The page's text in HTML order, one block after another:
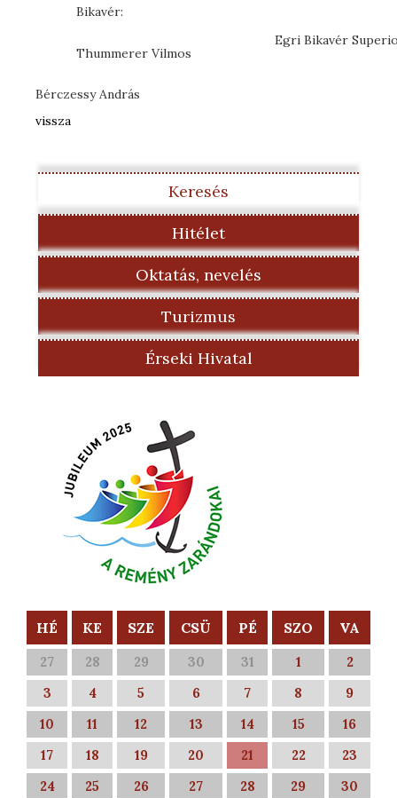
Bikavér:
Thummerer Vilmos
Egri Bikavér
Bérczessy András
vissza
Keresés
Hitélet
Oktatás, nevelés
Turizmus
Érseki Hivatal
HÉ KE SZE CSÜ PÉ SZO VA
27 28 29 30 31 1
2
3
4 5 6 7 8
9
10
11 12 13 14 15
16
17
18 19 20 21 22
23
24
25 26 27 28 29
30